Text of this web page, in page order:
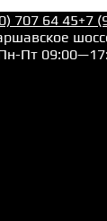
707 64 45+7
Пт